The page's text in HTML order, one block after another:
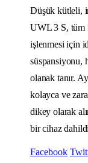
Düşük kütleli,
UWL 3 S, tüm
işlenmesi için
süspansiyonu,
olanak tanır.
kolayca ve
dikey olarak
bir cihaz
Facebook